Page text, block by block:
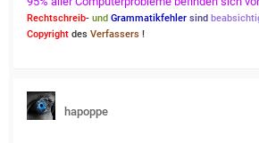
Rechtschreib- und Grammatikfehler sind
Copyright des Verfassers !
hapoppe